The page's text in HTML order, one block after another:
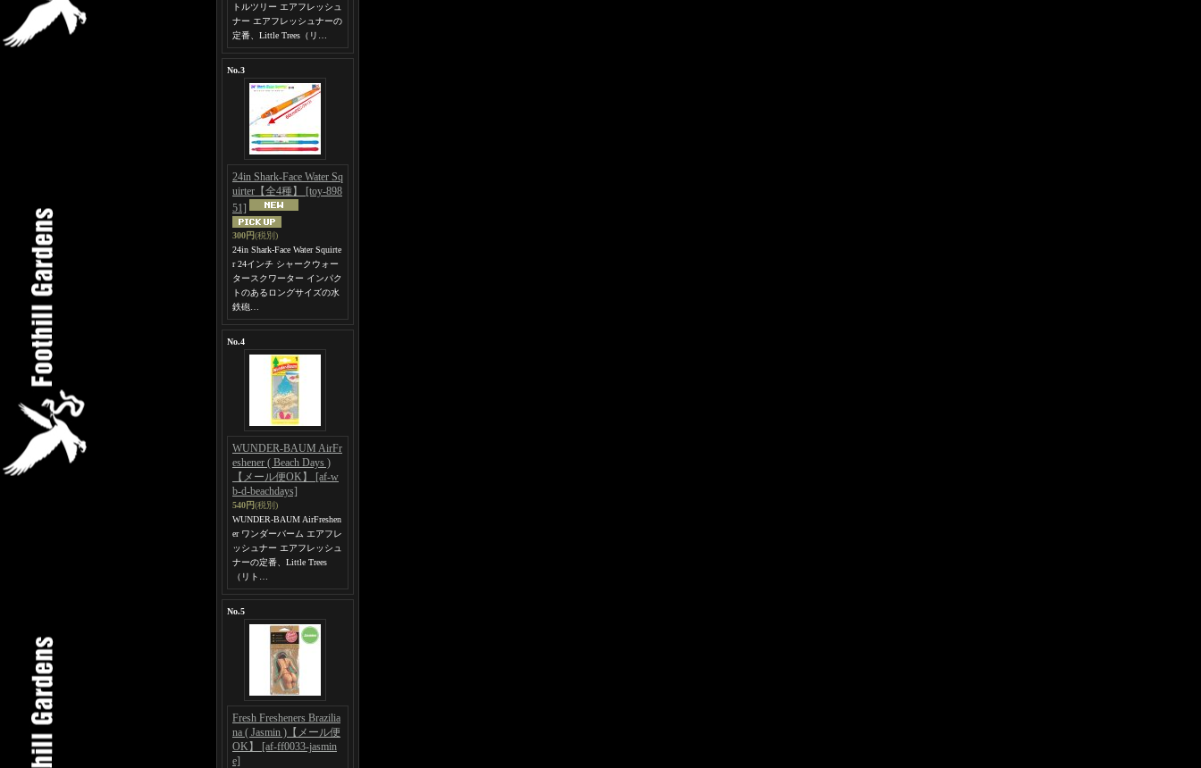
トルツリー エアフレッシュ
ナー エアフレッシュナーの
定番、Little Trees（リ…
No.3
24in Shark-Face Water Sq
uirter【全4種】 [toy-898
51]
300円(税別)
24in Shark-Face Water Squirte
r 24インチ シャークウォー
タースクワーター インパク
トのあるロングサイズの水
鉄砲…
No.4
WUNDER-BAUM AirFr
eshener ( Beach Days )
【メール便OK】 [af-w
b-d-beachdays]
540円(税別)
WUNDER-BAUM AirFreshen
er ワンダーバーム エアフレ
ッシュナー エアフレッシュ
ナーの定番、Little Trees
（リト…
No.5
Fresh Fresheners Brazilia
na ( Jasmin )【メール便
OK】 [af-ff0033-jasmin
e]